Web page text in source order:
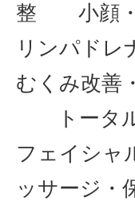
整 小顔・
リンパド
むくみ
トータル
フェイシャ
ッサージ